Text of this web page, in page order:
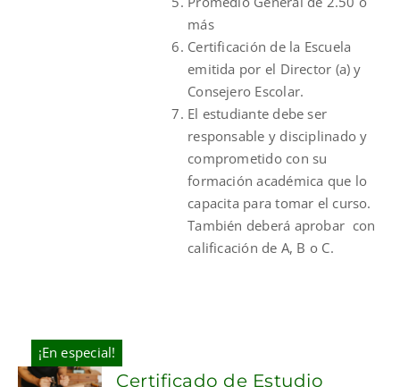
más
Certificación de la Escuela
emitida por el Director (a) y
Consejero Escolar.
El estudiante debe ser
responsable y disciplinado y
comprometido con su
formación académica que lo
capacita para tomar el curso.
También deberá aprobar con
calificación de A, B o C.
¡En especial!
Certificado de Estudio